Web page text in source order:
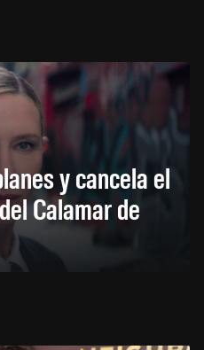
y cancela el
Calamar de